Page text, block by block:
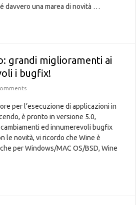
davvero una marea di novità …
grandi miglioramenti ai
i bugfix!
per l’esecuzione di applicazioni in
è pronto in versione 5.0,
ed innumerevoli bugfix
le novità, vi ricordo che Wine è
per Windows/MAC OS/BSD, Wine